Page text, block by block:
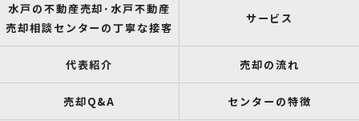
水戸の不動産売却･水戸不動産
売却相談センターの丁寧な接客
サービス
代表紹介 売却の流れ
売却Q&A センターの特徴